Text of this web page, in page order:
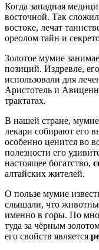
Когда западная
восточной. Так
востоке, лечат
ореолом тайн и
Золотое мумие
позиций. Издревле,
использовали для
Аристотель и
трактатах.
В нашей стране,
лекари собирают его
особенно ценится во
полезности его
настоящее богатство,
алтайских жителей.
О пользе мумие
слышали, что
именно в горы. По
туда за чёрным
его свойств является